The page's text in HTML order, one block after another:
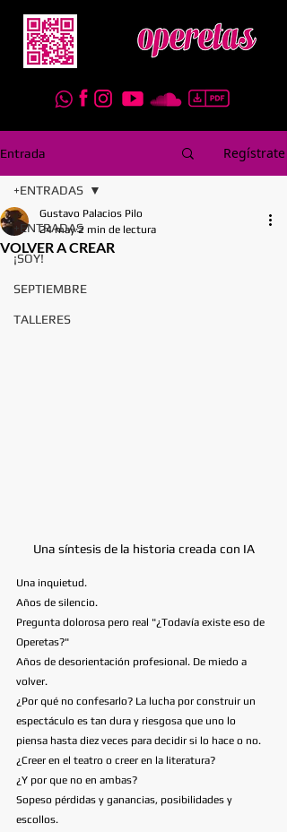
Entrada Regístrate
+ENTRADAS
¡SOY!
SEPTIEMBRE
TALLERES
+ENTRADAS
VOLVER A CREAR
Gustavo Palacios Pilo
24 may 2 min de lectura
Una síntesis de la historia creada con IA
Una inquietud.
Años de silencio.
Pregunta dolorosa pero real "¿Todavía existe eso de
Operetas?"
Años de desorientación profesional. De miedo a
volver.
¿Por qué no confesarlo? La lucha por construir un
espectáculo es tan dura y riesgosa que uno lo
piensa hasta diez veces para decidir si lo hace o no.
¿Creer en el teatro o creer en la literatura?
¿Y por que no en ambas?
Sopeso pérdidas y ganancias, posibilidades y
escollos.